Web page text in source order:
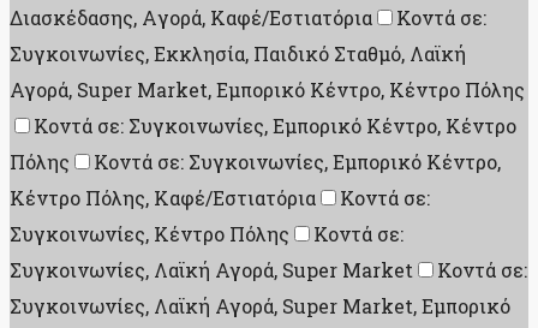
Διασκέδασης, Aγορά, Καφέ/Εστιατόρια
Κοντά σε:
Συγκοινωνίες, Εκκλησία, Παιδικό Σταθμό, Λαϊκή
Αγορά, Super Market, Εμπορικό Κέντρο, Κέντρο Πόλης
Κοντά σε: Συγκοινωνίες, Εμπορικό Κέντρο, Κέντρο
Πόλης
Κοντά σε: Συγκοινωνίες, Εμπορικό Κέντρο,
Κέντρο Πόλης, Καφέ/Εστιατόρια
Κοντά σε:
Συγκοινωνίες, Κέντρο Πόλης
Κοντά σε:
Συγκοινωνίες, Λαϊκή Αγορά, Super Market
Κοντά σε:
Συγκοινωνίες, Λαϊκή Αγορά, Super Market, Εμπορικό